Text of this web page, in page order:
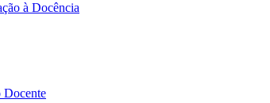
à Docência
Docente